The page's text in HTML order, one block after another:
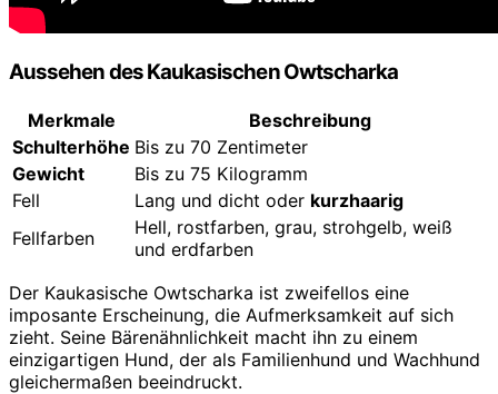
Aussehen des Kaukasischen Owtscharka
Merkmale
Beschreibung
Schulterhöhe Bis zu 70 Zentimeter
Gewicht
Bis zu 75 Kilogramm
Fell
Lang und dicht oder kurzhaarig
Fellfarben
Hell, rostfarben, grau, strohgelb, weiß
und erdfarben
Der Kaukasische Owtscharka ist zweifellos eine
imposante Erscheinung, die Aufmerksamkeit auf sich
zieht. Seine Bärenähnlichkeit macht ihn zu einem
einzigartigen Hund, der als Familienhund und Wachhund
gleichermaßen beeindruckt.